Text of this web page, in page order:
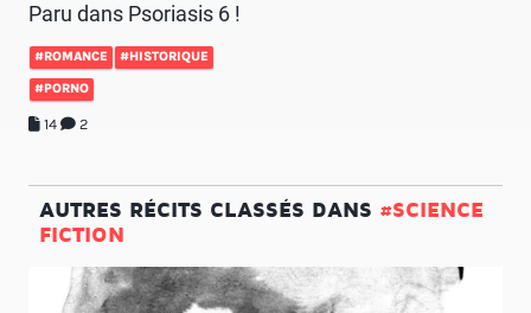
Paru dans Psoriasis 6 !
#ROMANCE #HISTORIQUE
#PORNO
14 2
AUTRES RÉCITS CLASSÉS DANS #SCIENCE
FICTION